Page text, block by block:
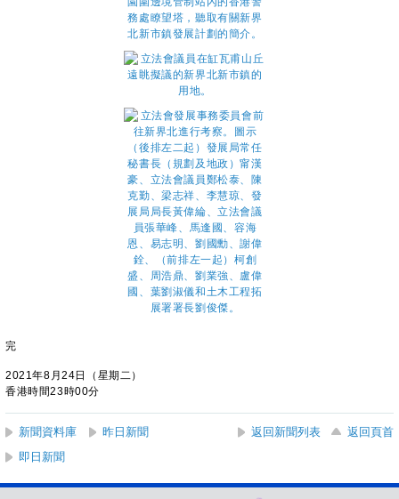
完
2021年8月24日（星期二）
香港時間23時00分
新聞資料庫 昨日新聞 返回新聞列表
返回頁首
即日新聞